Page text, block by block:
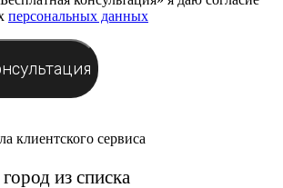
персональных данных
клиентского сервиса
из списка